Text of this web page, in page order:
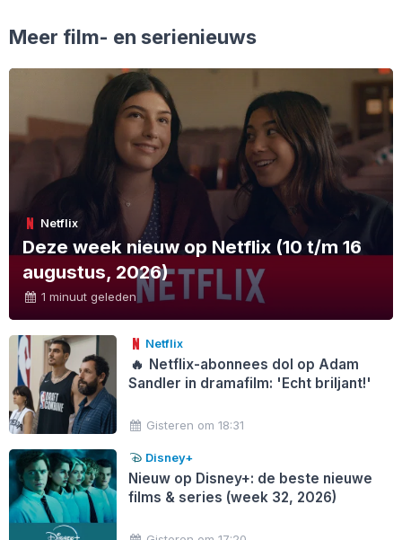
Meer film- en serienieuws
Netflix
Deze week nieuw op Netflix (10 t/m 16
augustus, 2026)
1 minuut geleden
Netflix
🔥 Netflix-abonnees dol op Adam
Sandler in dramafilm: 'Echt briljant!'
Gisteren om 18:31
Disney+
Nieuw op Disney+: de beste nieuwe
films & series (week 32, 2026)